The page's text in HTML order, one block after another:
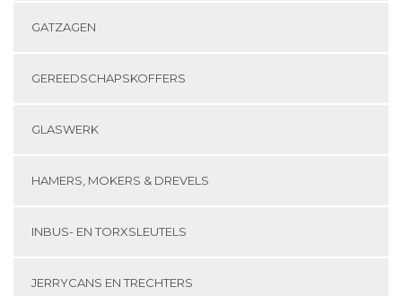
GATZAGEN
GEREEDSCHAPSKOFFERS
GLASWERK
HAMERS, MOKERS & DREVELS
INBUS- EN TORXSLEUTELS
JERRYCANS EN TRECHTERS